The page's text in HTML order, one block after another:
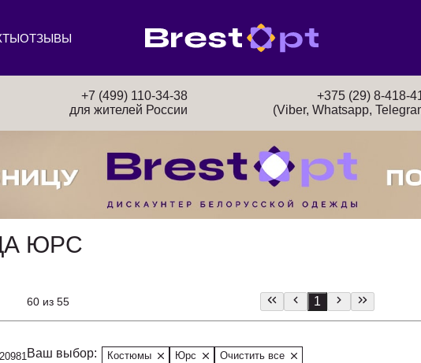
ОТЗЫВЫ
+7 (499) 110-34-38
для жителей России
+375 (29) 8-418-
(Viber, Whatsapp,
ЮРС
60 из 55 1
20981Ваш выбор: Костюмы Юрс Очистить все